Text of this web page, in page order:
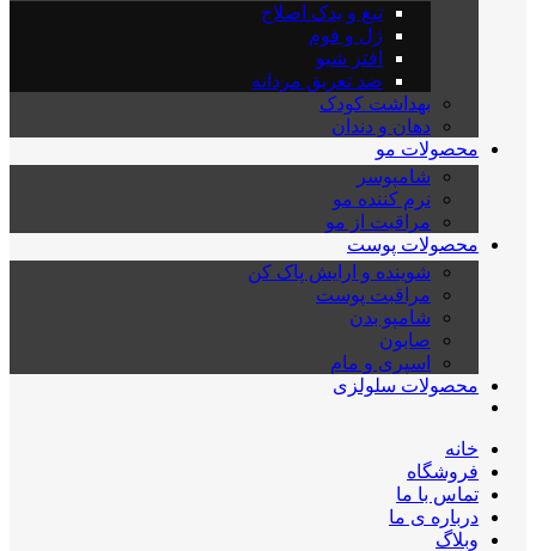
تیغ و یدک اصلاح
ژل و فوم
افتر شیو
ضد تعریق مردانه
بهداشت کودک
دهان و دندان
محصولات مو
شامپوسر
نرم کننده مو
مراقبت از مو
محصولات پوست
شوینده و ارایش پاک کن
مراقبت پوست
شامپو بدن
صابون
اسپری و مام
محصولات سلولزی
خانه
فروشگاه
تماس با ما
درباره ی ما
وبلاگ